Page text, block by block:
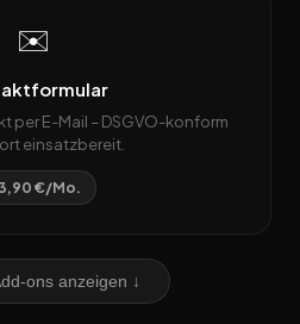
✉️
per E-Mail – DSGVO-konform
einsatzbereit.
€/Mo.
ons anzeigen ↓